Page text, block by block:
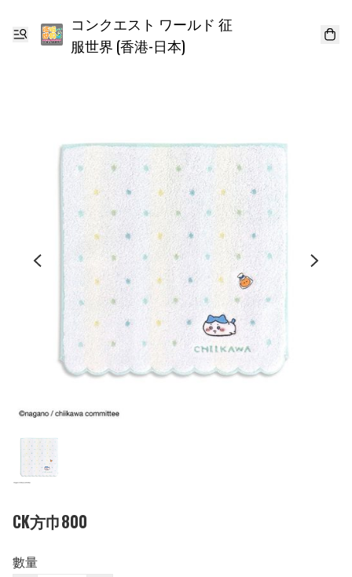
コンクエスト ワールド 征
服世界 (香港-日本)
CK方巾800
數量